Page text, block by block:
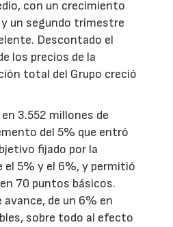
con un crecimiento
un segundo trimestre
Descontado el
los precios de la
total del Grupo creció
3.552 millones de
del 5% que entró
fijado por la
el 5% y el 6%, y permitió
70 puntos básicos.
de un 6% en
sobre todo al efecto